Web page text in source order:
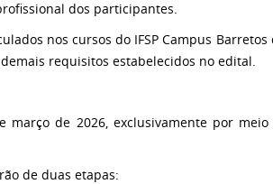
dos participantes.
nos cursos do IFSP Campus
requisitos estabelecidos no edital.
março de 2026, exclusivamente por
de duas etapas: